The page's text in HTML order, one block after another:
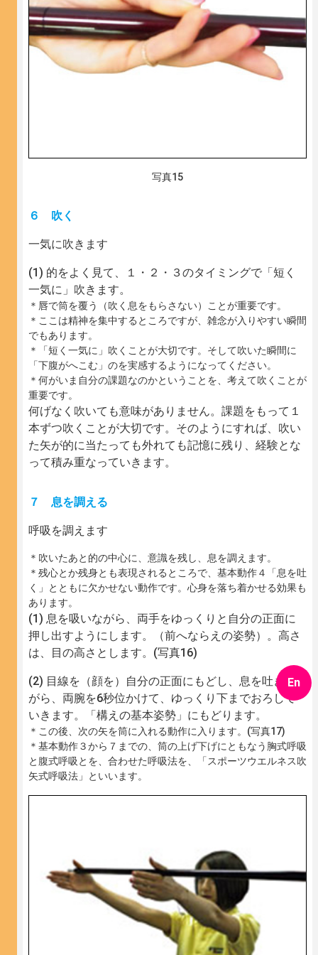
写真15
６ 吹く
一気に吹きます
的をよく見て、１・２・３のタイミングで「短く
一気に」吹きます。
＊唇で筒を覆う（吹く息をもらさない）ことが重要です。
＊ここは精神を集中するところですが、雑念が入りやすい瞬間
でもあります。
＊「短く一気に」吹くことが大切です。そして吹いた瞬間に
「下腹がへこむ」のを実感するようになってください。
＊何がいま自分の課題なのかということを、考えて吹くことが
重要です。
何げなく吹いても意味がありません。課題をもって１
本ずつ吹くことが大切です。そのようにすれば、吹い
た矢が的に当たっても外れても記憶に残り、経験とな
って積み重なっていきます。
７ 息を調える
呼吸を調えます
＊吹いたあと的の中心に、意識を残し、息を調えます。
＊残心とか残身とも表現されるところで、基本動作４「息を吐
く」とともに欠かせない動作です。心身を落ち着かせる効果も
あります。
息を吸いながら、両手をゆっくりと自分の正面に
押し出すようにします。（前へならえの姿勢）。高さ
は、目の高さとします。(写真16)
目線を（顔を）自分の正面にもどし、息を吐きな
がら、両腕を6秒位かけて、ゆっくり下までおろして
いきます。「構えの基本姿勢」にもどります。
＊この後、次の矢を筒に入れる動作に入ります。(写真17)
＊基本動作３から７までの、筒の上げ下げにともなう胸式呼吸
と腹式呼吸とを、合わせた呼吸法を、「スポーツウエルネス吹
矢式呼吸法」といいます。
En